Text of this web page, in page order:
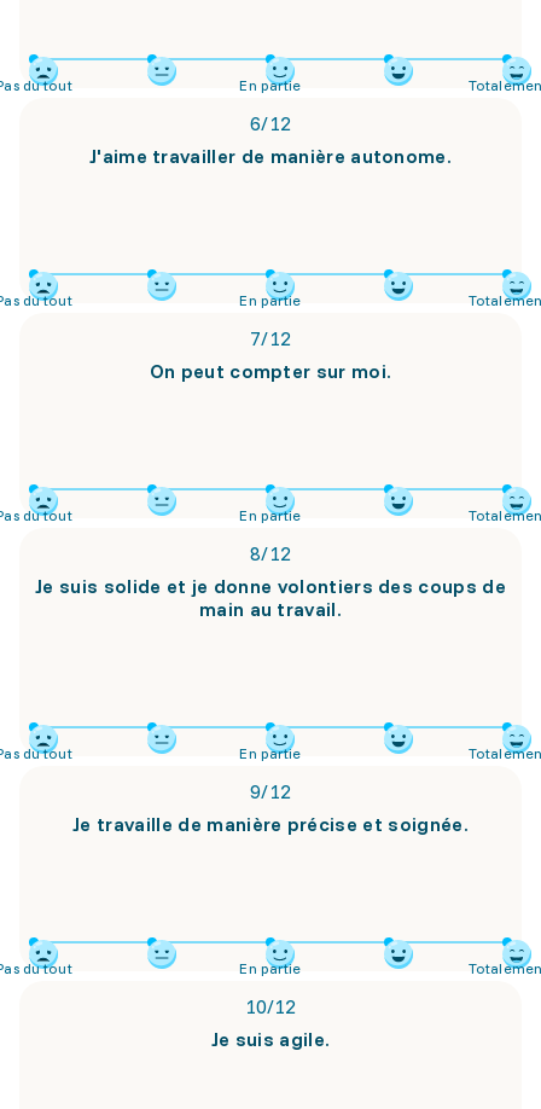
du tout En partie
6/12
J'aime travailler de manière autonome.
du tout En partie
7/12
On peut compter sur moi.
du tout En partie
8/12
Je suis solide et je donne volontiers des coups de
main au travail.
du tout En partie
9/12
Je travaille de manière précise et soignée.
du tout En partie
10/12
Je suis agile.